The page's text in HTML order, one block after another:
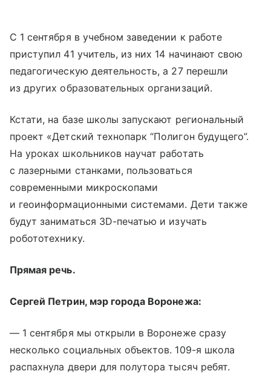
С 1 сентября в учебном заведении к работе
приступил 41 учитель, из них 14 начинают свою
педагогическую деятельность, а 27 перешли
из других образовательных организаций.
Кстати, на базе школы запускают региональный
проект «Детский технопарк “Полигон будущего”.
На уроках школьников научат работать
с лазерными станками, пользоваться
современными микроскопами
и геоинформационными системами. Дети также
будут заниматься 3D-печатью и изучать
робототехнику.
Прямая речь.
Сергей Петрин, мэр города Воронежа:
— 1 сентября мы открыли в Воронеже сразу
несколько социальных объектов. 109-я школа
распахнула двери для полутора тысяч ребят.